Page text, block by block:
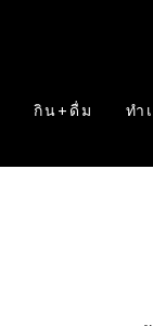
กิน+ดื่ม ทำ